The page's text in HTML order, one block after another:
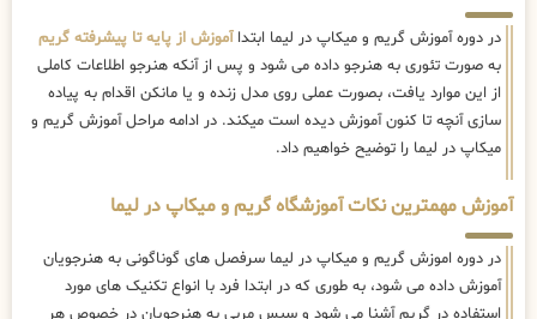
در دوره آموزش گریم و میکاپ در لیما ابتداآموزش از پایه تا پیشرفته گریم
به صورت تئوری به هنرجو داده می شود و پس از آنکه هنرجو اطلاعات کاملی
از این موارد یافت، بصورت عملی روی مدل زنده و یا مانکن اقدام به پیاده
سازی آنچه تا کنون آموزش دیده است میکند. در ادامه مراحل آموزش گریم و
میکاپ در لیما را توضیح خواهیم داد.
آموزش مهمترین نکات آموزشگاه گریم و میکاپ در لیما
در دوره اموزش گریم و میکاپ در لیما سرفصل های گوناگونی به هنرجویان
آموزش داده می شود، به طوری که در ابتدا فرد با انواع تکنیک های مورد
استفاده در گریم آشنا می شود و سپس مربی به هنرجویان در خصوص هر